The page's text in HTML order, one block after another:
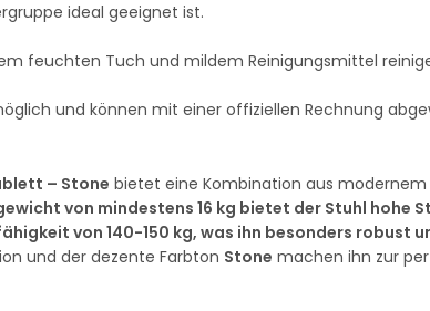
ideal geeignet ist.
feuchten Tuch und mildem Reinigungsmittel
und können mit einer offiziellen Rechnung
– Stone bietet eine Kombination aus
von mindestens 16 kg bietet der Stuhl hohe
von 140-150 kg, was ihn besonders robust
und der dezente Farbton Stone machen ihn zur